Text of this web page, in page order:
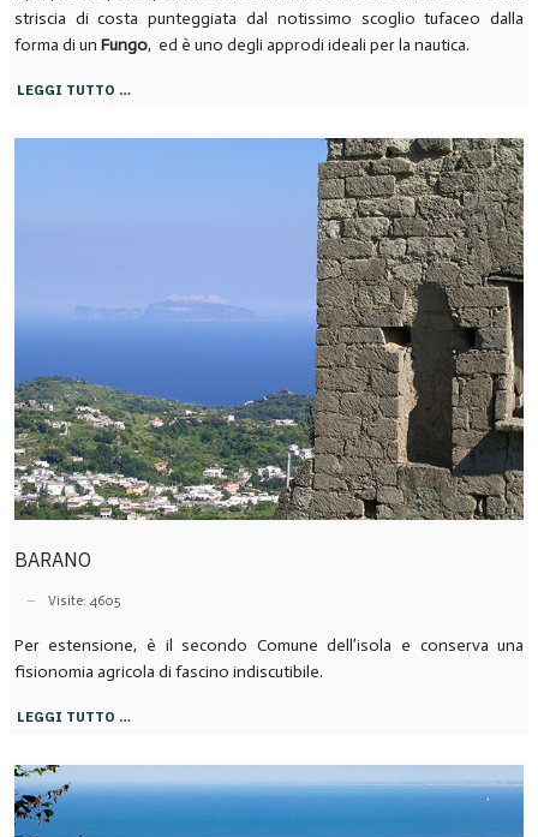
striscia di costa punteggiata dal notissimo scoglio tufaceo dalla
forma di un Fungo, ed è uno degli approdi ideali per la nautica.
LEGGI TUTTO …
BARANO
Visite: 4605
Per estensione, è il secondo Comune dell’isola e conserva una
fisionomia agricola di fascino indiscutibile.
LEGGI TUTTO …